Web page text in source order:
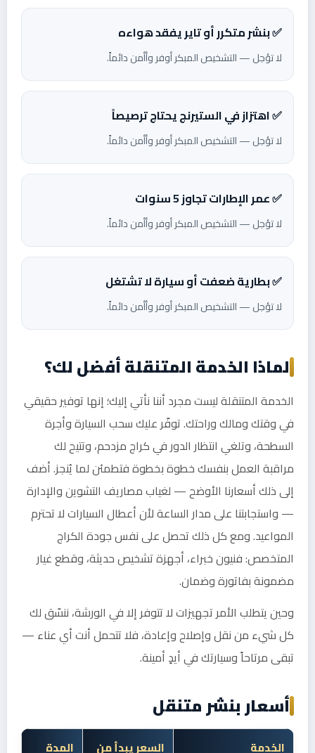
✅ بنشر متكرر أو تاير يفقد هواءه
لا تؤجل — التشخيص المبكر أوفر وأأمن دائماً.
✅ اهتزاز في الستيرنج يحتاج ترصيصاً
لا تؤجل — التشخيص المبكر أوفر وأأمن دائماً.
✅ عمر الإطارات تجاوز 5 سنوات
لا تؤجل — التشخيص المبكر أوفر وأأمن دائماً.
✅ بطارية ضعفت أو سيارة لا تشتغل
لا تؤجل — التشخيص المبكر أوفر وأأمن دائماً.
لماذا الخدمة المتنقلة أفضل لك؟
الخدمة المتنقلة ليست مجرد أننا نأتي إليك؛ إنها توفير حقيقي
في وقتك ومالك وراحتك. توفّر عليك سحب السيارة وأجرة
السطحة، وتلغي انتظار الدور في كراج مزدحم، وتتيح لك
مراقبة العمل بنفسك خطوة بخطوة فتطمئن لما يُنجز. أضف
إلى ذلك أسعارنا الأوضح — لغياب مصاريف التشوين والإدارة
— واستجابتنا على مدار الساعة لأن أعطال السيارات لا تحترم
المواعيد. ومع كل ذلك تحصل على نفس جودة الكراج
المتخصص: فنيون خبراء، أجهزة تشخيص حديثة، وقطع غيار
مضمونة بفاتورة وضمان.
وحين يتطلب الأمر تجهيزات لا تتوفر إلا في الورشة، ننسّق لك
كل شيء من نقل وإصلاح وإعادة، فلا تتحمل أنت أي عناء —
تبقى مرتاحاً وسيارتك في أيدٍ أمينة.
أسعار بنشر متنقل
الخدمة السعر يبدأ من
المدة